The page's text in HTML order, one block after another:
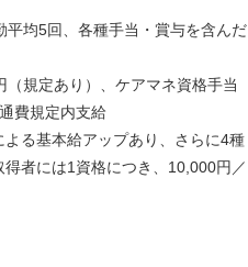
平均5回、各種手当・賞与を含んだ
規定あり）、ケアマネ資格手当
費規定内支給
る基本給アップあり、さらに4種
者には1資格につき、10,000円／